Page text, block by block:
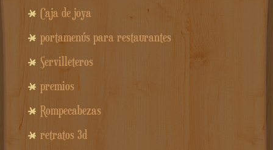
Caja de joya
portamenús para restaurantes
Servilleteros
premios
Rompecabezas
retratos 3d